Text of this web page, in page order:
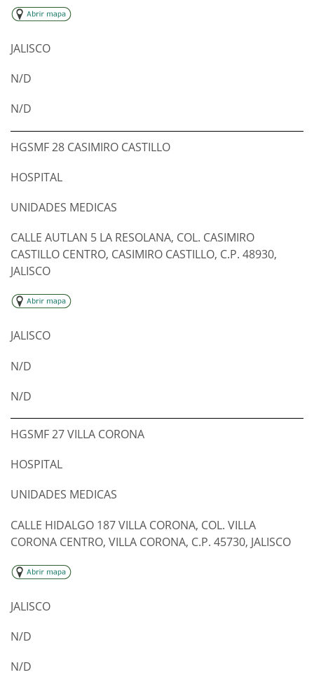
JALISCO
N/D
N/D
HGSMF 28 CASIMIRO CASTILLO
HOSPITAL
UNIDADES MEDICAS
CALLE AUTLAN 5 LA RESOLANA, COL. CASIMIRO
CASTILLO CENTRO, CASIMIRO CASTILLO, C.P. 48930,
JALISCO
JALISCO
N/D
N/D
HGSMF 27 VILLA CORONA
HOSPITAL
UNIDADES MEDICAS
CALLE HIDALGO 187 VILLA CORONA, COL. VILLA
CORONA CENTRO, VILLA CORONA, C.P. 45730, JALISCO
JALISCO
N/D
N/D